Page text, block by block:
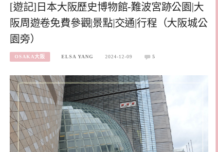
[遊記]日本大阪歷史博物館-難波宮跡公園|大
阪周遊卷免費參觀|景點|交通|行程（大阪城公
園旁）
OSAKA大阪 ELSA YANG 2024-12-09 5